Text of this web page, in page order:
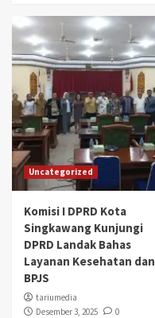
Uncategorized
Komisi I DPRD Kota
Singkawang Kunjungi
DPRD Landak Bahas
Layanan Kesehatan dan
BPJS
tariumedia
Desember 3, 2025
0